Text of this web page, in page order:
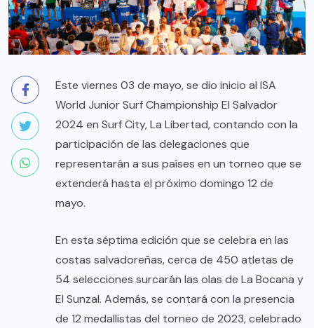
Este viernes 03 de mayo, se dio inicio al ISA
World Junior Surf Championship El Salvador
2024 en Surf City, La Libertad, contando con la
participación de las delegaciones que
representarán a sus países en un torneo que se
extenderá hasta el próximo domingo 12 de
mayo.
En esta séptima edición que se celebra en las
costas salvadoreñas, cerca de 450 atletas de
54 selecciones surcarán las olas de La Bocana y
El Sunzal. Además, se contará con la presencia
de 12 medallistas del torneo de 2023, celebrado